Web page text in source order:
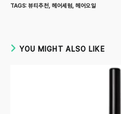
TAGS: 뷰티추천, 헤어세럼, 헤어오일
YOU MIGHT ALSO LIKE